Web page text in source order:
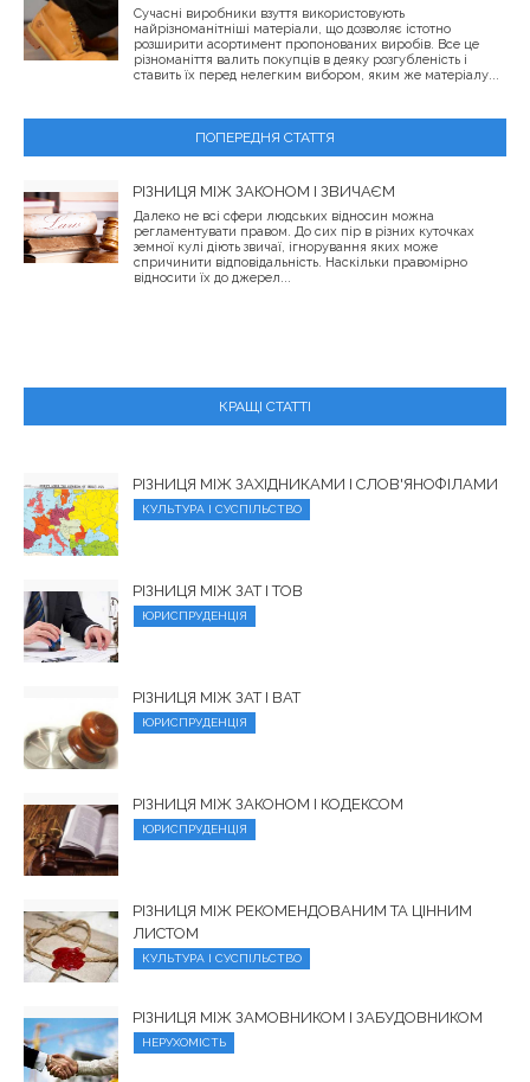
Сучасні виробники взуття використовують
найрізноманітніші матеріали, що дозволяє істотно
розширити асортимент пропонованих виробів. Все це
різноманіття валить покупців в деяку розгубленість і
ставить їх перед нелегким вибором, яким же матеріалу...
ПОПЕРЕДНЯ СТАТТЯ
РІЗНИЦЯ МІЖ ЗАКОНОМ І ЗВИЧАЄМ
Далеко не всі сфери людських відносин можна
регламентувати правом. До сих пір в різних куточках
земної кулі діють звичаї, ігнорування яких може
спричинити відповідальність. Наскільки правомірно
відносити їх до джерел...
КРАЩІ СТАТТІ
РІЗНИЦЯ МІЖ ЗАХІДНИКАМИ І СЛОВ'ЯНОФІЛАМИ
КУЛЬТУРА І СУСПІЛЬСТВО
РІЗНИЦЯ МІЖ ЗАТ І ТОВ
ЮРИСПРУДЕНЦІЯ
РІЗНИЦЯ МІЖ ЗАТ І ВАТ
ЮРИСПРУДЕНЦІЯ
РІЗНИЦЯ МІЖ ЗАКОНОМ І КОДЕКСОМ
ЮРИСПРУДЕНЦІЯ
РІЗНИЦЯ МІЖ РЕКОМЕНДОВАНИМ ТА ЦІННИМ
ЛИСТОМ
КУЛЬТУРА І СУСПІЛЬСТВО
РІЗНИЦЯ МІЖ ЗАМОВНИКОМ І ЗАБУДОВНИКОМ
НЕРУХОМІСТЬ